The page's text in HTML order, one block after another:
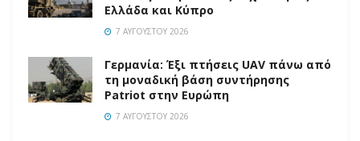
Ελλάδα και Κύπρο
7 ΑΥΓΟΎΣΤΟΥ 2026
Γερμανία: Έξι πτήσεις UAV πάνω από
τη μοναδική βάση συντήρησης
Patriot στην Ευρώπη
7 ΑΥΓΟΎΣΤΟΥ 2026